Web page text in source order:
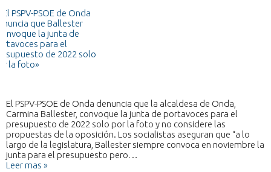
El PSPV-PSOE de Onda denuncia que la alcaldesa de Onda,
Carmina Ballester, convoque la junta de portavoces para el
presupuesto de 2022 solo por la foto y no considere las
propuestas de la oposición. Los socialistas aseguran que “a lo
largo de la legislatura, Ballester siempre convoca en noviembre la
junta para el presupuesto pero…
Leer mas »